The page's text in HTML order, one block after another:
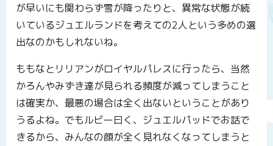
が早いにも関わらず雪が降ったりと、異常な状態が続
いているジュエルランドを考えての2人という多めの選
出なのかもしれないね。
ももなとリリアンがロイヤルパレスに行ったら、当然
かろんやみずき達が見られる頻度が減ってしまうこと
は確実か、最悪の場合は全く出ないということがあり
うるよね。でもルビー曰く、ジュエルパッドでお話で
きるから、みんなの顔が全く見れなくなってしまうと